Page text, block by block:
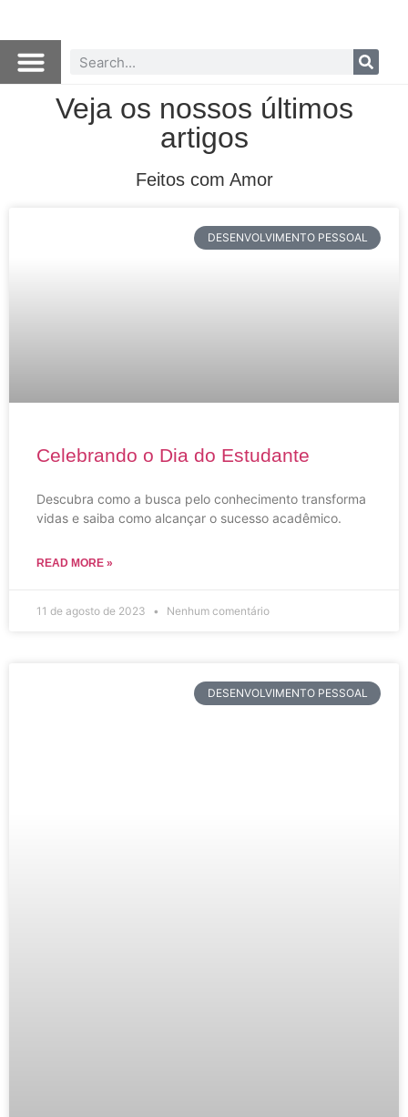
Veja os nossos últimos
artigos
Feitos com Amor
DESENVOLVIMENTO PESSOAL
Celebrando o Dia do Estudante
Descubra como a busca pelo conhecimento transforma
vidas e saiba como alcançar o sucesso acadêmico.
READ MORE »
11 de agosto de 2023 Nenhum comentário
DESENVOLVIMENTO PESSOAL